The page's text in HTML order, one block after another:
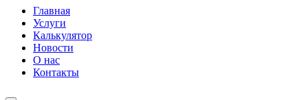
Главная
Услуги
Калькулятор
Новости
О нас
Контакты